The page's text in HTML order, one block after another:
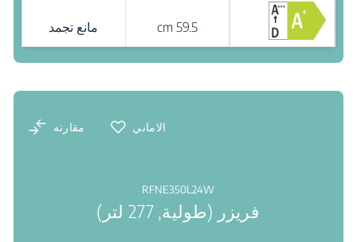
59.5 cm مانع تجمد
الاماني مقارنه
RFNE350L24W
فريزر (طولية, 277 لتر)